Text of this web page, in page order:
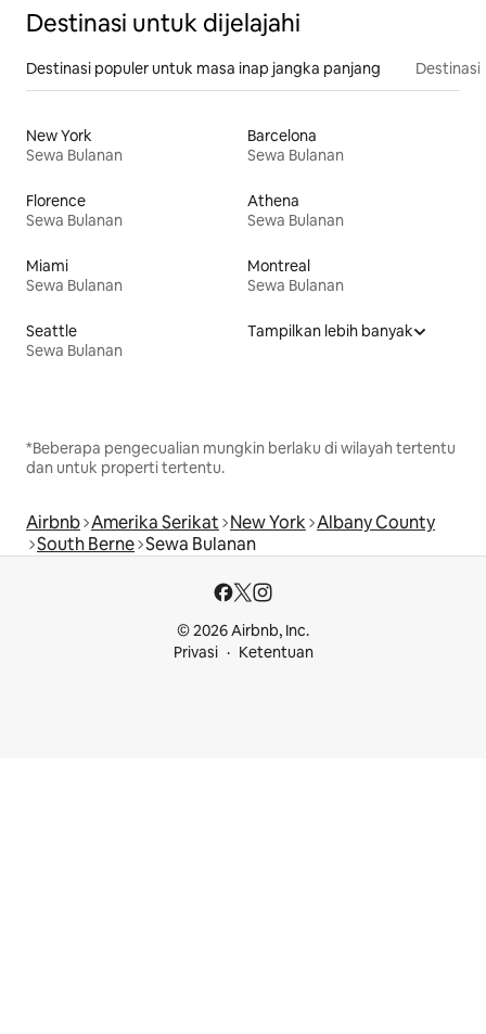
Destinasi untuk dijelajahi
Destinasi populer untuk masa inap jangka panjang Destinasi
New York
Sewa Bulanan
Barcelona
Sewa Bulanan
Florence
Sewa Bulanan
Athena
Sewa Bulanan
Miami
Sewa Bulanan
Montreal
Sewa Bulanan
Seattle
Sewa Bulanan
Tampilkan lebih banyak
*Beberapa pengecualian mungkin berlaku di wilayah tertentu
dan untuk properti tertentu.
Airbnb Amerika Serikat New York Albany County
South Berne Sewa Bulanan
© 2026 Airbnb, Inc.
Privasi
Ketentuan